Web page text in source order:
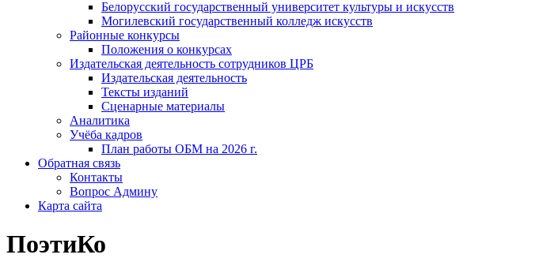
Белорусский государственный университет культуры и искусств
Могилевский государственный колледж искусств
Районные конкурсы
Положения о конкурсах
Издательская деятельность сотрудников ЦРБ
Издательская деятельность
Тексты изданий
Сценарные материалы
Аналитика
Учёба кадров
План работы ОБМ на 2026 г.
Обратная связь
Контакты
Вопрос Админу
Карта сайта
ПоэтиКо